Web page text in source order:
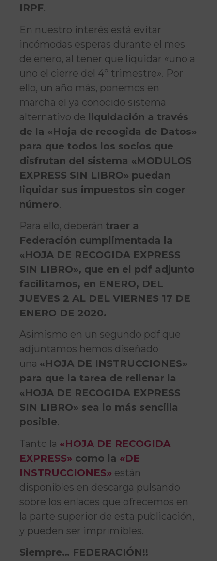
IRPF.
En nuestro interés está evitar
incómodas esperas durante el mes
de enero, al tener que liquidar «uno a
uno el cierre del 4º trimestre». Por
ello, un año más, ponemos en
marcha el ya conocido sistema
alternativo de liquidación a través
de la «Hoja de recogida de Datos»
para que todos los socios que
disfrutan del sistema «MODULOS
EXPRESS SIN LIBRO» puedan
liquidar sus impuestos sin coger
número.
Para ello, deberán traer a
Federación cumplimentada la
«HOJA DE RECOGIDA EXPRESS
SIN LIBRO», que en el pdf adjunto
facilitamos, en ENERO, DEL
JUEVES 2 AL DEL VIERNES 17 DE
ENERO DE 2020.
Asimismo en un segundo pdf que
adjuntamos hemos diseñado
una «HOJA DE INSTRUCCIONES»
para que la tarea de rellenar la
«HOJA DE RECOGIDA EXPRESS
SIN LIBRO» sea lo más sencilla
posible.
Tanto la «HOJA DE RECOGIDA
EXPRESS» como la «DE
INSTRUCCIONES» están
disponibles en descarga pulsando
sobre los enlaces que ofrecemos en
la parte superior de esta publicación,
y pueden ser imprimibles.
Siempre… FEDERACIÓN!!